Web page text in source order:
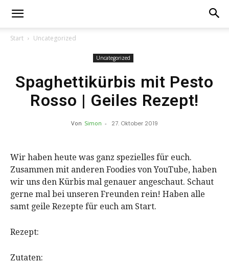
Start Uncategorized
Uncategorized
Spaghettikürbis mit Pesto
Rosso | Geiles Rezept!
Von Simon - 27. Oktober 2019
Wir haben heute was ganz spezielles für euch.
Zusammen mit anderen Foodies von YouTube, haben
wir uns den Kürbis mal genauer angeschaut. Schaut
gerne mal bei unseren Freunden rein! Haben alle
samt geile Rezepte für euch am Start.
Rezept:
Zutaten: